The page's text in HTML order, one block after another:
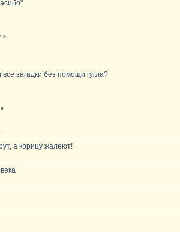
»
загадки без помощи гугла?
»
а корицу жалеют!